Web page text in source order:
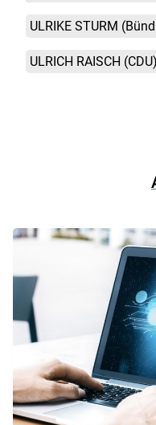
ULRIKE STURM
ULRICH RAISCH (CDU)